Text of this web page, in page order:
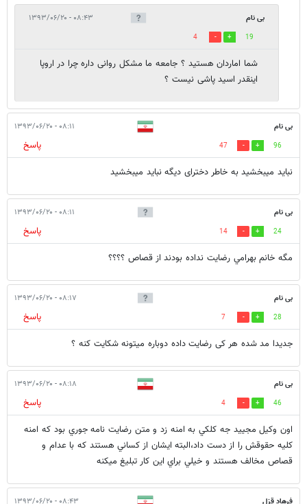
بی نام ۰۸:۴۳ - ۱۳۹۳/۰۶/۲۰
19
4
شما اماردان هستید ؟ جامعه ما مشکل روانی داره چرا در اروپا
اینقدر اسید پاشی نیست ؟
بی نام ۰۸:۱۱ - ۱۳۹۳/۰۶/۲۰
96
47
پاسخ
نباید میبخشید به خاطر دخترای دیگه نباید میبخشید
بی نام ۰۸:۱۱ - ۱۳۹۳/۰۶/۲۰
24
14
پاسخ
مگه خانم بهرامي رضايت نداده بودند از قصاص ؟؟؟؟
بی نام ۰۸:۱۷ - ۱۳۹۳/۰۶/۲۰
28
7
پاسخ
جدیدا مد شده هر کی رضایت داده دوباره میتونه شکایت کنه ؟
بی نام ۰۸:۱۸ - ۱۳۹۳/۰۶/۲۰
46
4
پاسخ
اون وكيل مجييد جه كلكي به امنه زد و متن رضايت نامه جوري بود كه امنه
كليه حقوقش را از دست داد،البته ايشان از كساني هستند كه با عدام و
قصاص مخالف هستند و خيلي براي اين كار تبليغ ميكنه